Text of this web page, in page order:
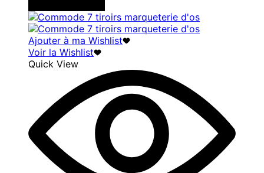
Ajouter à ma Wishlist
Voir la Wishlist
Quick View